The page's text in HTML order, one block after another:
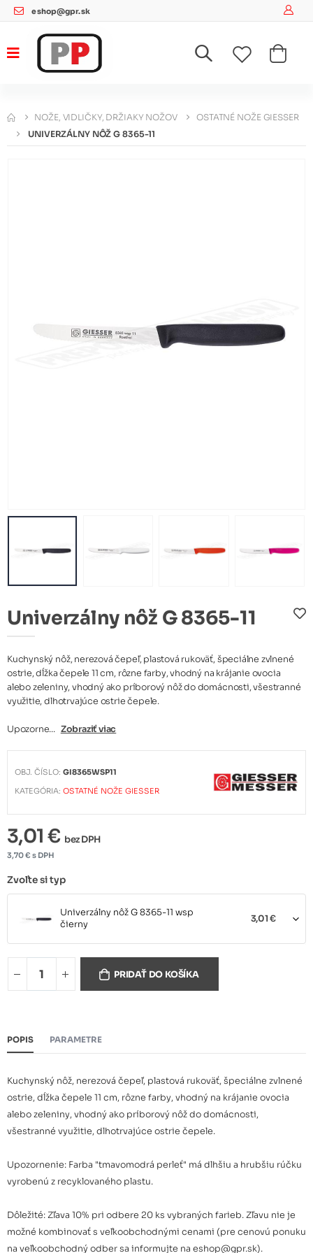
eshop@gpr.sk
NOŽE, VIDLIČKY, DRŽIAKY NOŽOV
OSTATNÉ NOŽE GIESSER
UNIVERZÁLNY NÔŽ G 8365-11
Univerzálny nôž G 8365-11
Kuchynský nôž, nerezová čepeľ, plastová rukoväť, špeciálne zvlnené
ostrie, dĺžka čepele 11 cm, rôzne farby, vhodný na krájanie ovocia
alebo zeleniny, vhodný ako príborový nôž do domácnosti, všestranné
využitie, dlhotrvajúce ostrie čepele.
Upozorne... Zobraziť viac
OBJ. ČÍSLO:GI8365WSP11
KATEGÓRIA:OSTATNÉ NOŽE GIESSER
3,01 € bez DPH
3,70 € s DPH
Zvoľte si typ
Univerzálny nôž G 8365-11 wsp
čierny
3,01 €
biely
ružový
Univerzálny nôž G 8365-11 wsp
oranžový
3,01 €
Univerzálny nôž G 8365-11 wsp
limetkový
3,01 €
Univerzálny nôž G 8365-11 wsp
žltý
3,01 €
PRIDAŤ DO KOŠÍKA
POPIS PARAMETRE
Kuchynský nôž, nerezová čepeľ, plastová rukoväť, špeciálne zvlnené
ostrie, dĺžka čepele 11 cm, rôzne farby, vhodný na krájanie ovocia
alebo zeleniny, vhodný ako príborový nôž do domácnosti,
všestranné využitie, dlhotrvajúce ostrie čepele.
Upozornenie: Farba "tmavomodrá perleť" má dlhšiu a hrubšiu rúčku
vyrobenú z recyklovaného plastu.
Dôležité: Zľava 10% pri odbere 20 ks vybraných farieb. Zľavu nie je
možné kombinovať s veľkoobchodnými cenami (pre cenovú ponuku
na veľkoobchodný odber sa informujte na eshop@gpr.sk).